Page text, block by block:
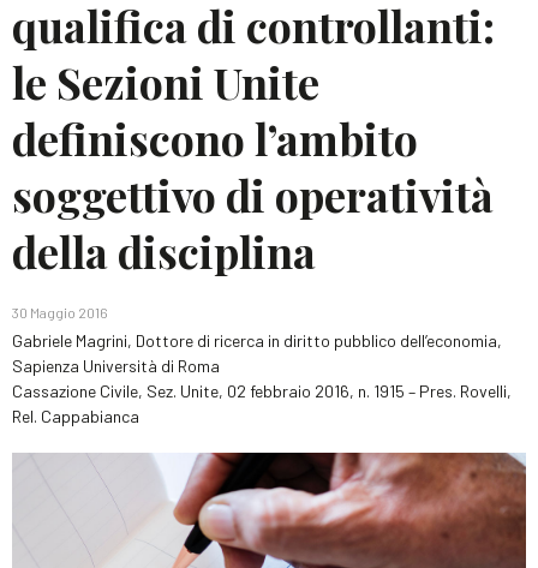
qualifica di controllanti:
le Sezioni Unite
definiscono l’ambito
soggettivo di operatività
della disciplina
30 Maggio 2016
Gabriele Magrini, Dottore di ricerca in diritto pubblico dell’economia,
Sapienza Università di Roma
Cassazione Civile, Sez. Unite, 02 febbraio 2016, n. 1915 – Pres. Rovelli,
Rel. Cappabianca